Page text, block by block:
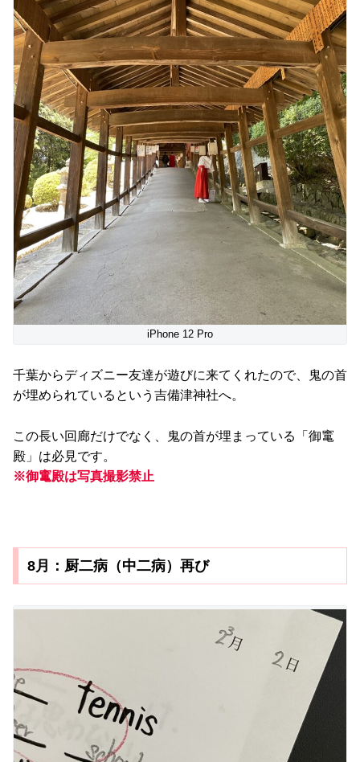
iPhone 12 Pro
千葉からディズニー友達が遊びに来てくれたので、鬼の首
が埋められているという吉備津神社へ。
この長い回廊だけでなく、鬼の首が埋まっている「御竃
殿」は必見です。
※御竃殿は写真撮影禁止
8月：厨二病（中二病）再び